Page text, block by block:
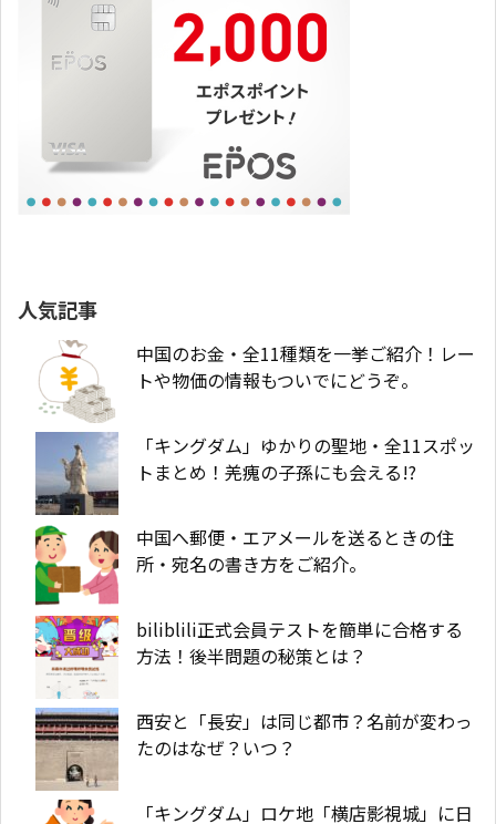
人気記事
中国のお金・全11種類を一挙ご紹介！レー
トや物価の情報もついでにどうぞ。
「キングダム」ゆかりの聖地・全11スポッ
トまとめ！羌瘣の子孫にも会える!?
中国へ郵便・エアメールを送るときの住
所・宛名の書き方をご紹介。
biliblili正式会員テストを簡単に合格する
方法！後半問題の秘策とは？
西安と「長安」は同じ都市？名前が変わっ
たのはなぜ？いつ？
「キングダム」ロケ地「横店影視城」に日